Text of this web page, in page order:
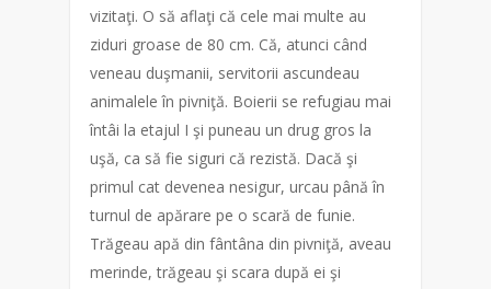
vizitaţi. O să aflaţi că cele mai multe au
ziduri groase de 80 cm. Că, atunci când
veneau duşmanii, servitorii ascundeau
animalele în pivniţă. Boierii se refugiau mai
întâi la etajul I şi puneau un drug gros la
uşă, ca să fie siguri că rezistă. Dacă şi
primul cat devenea nesigur, urcau până în
turnul de apărare pe o scară de funie.
Trăgeau apă din fântâna din pivniţă, aveau
merinde, trăgeau şi scara după ei şi